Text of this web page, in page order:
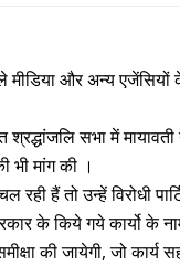
और अन्य एजेंसियों
सभा में
भी मांग की ।
हैं तो उन्हें विरोधी
के किये गये कार्यो के
की जायेगी, जो कार्य